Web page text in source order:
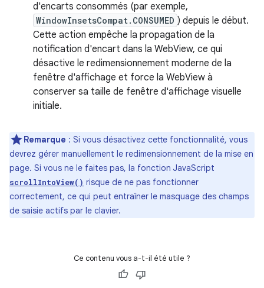
d'encarts consommés (par exemple,
WindowInsetsCompat.CONSUMED ) depuis le début.
Cette action empêche la propagation de la
notification d'encart dans la WebView, ce qui
désactive le redimensionnement moderne de la
fenêtre d'affichage et force la WebView à
conserver sa taille de fenêtre d'affichage visuelle
initiale.
Remarque : Si vous désactivez cette fonctionnalité, vous
devrez gérer manuellement le redimensionnement de la mise en
page. Si vous ne le faites pas, la fonction JavaScript
scrollIntoView() risque de ne pas fonctionner
correctement, ce qui peut entraîner le masquage des champs
de saisie actifs par le clavier.
Ce contenu vous a-t-il été utile ?